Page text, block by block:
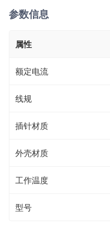
参数信息
属性
额定电流
线规
插针材质
外壳材质
工作温度
型号